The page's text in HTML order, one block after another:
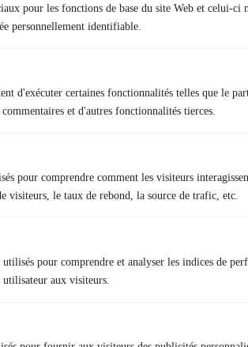
pour les fonctions de base du site Web et celui-ci
personnellement identifiable.
d'exécuter certaines fonctionnalités telles que le
et d'autres fonctionnalités tierces.
pour comprendre comment les visiteurs
visiteurs, le taux de rebond, la source de trafic, etc.
pour comprendre et analyser les indices de
aux visiteurs.
Nous contacter
Liens rapides